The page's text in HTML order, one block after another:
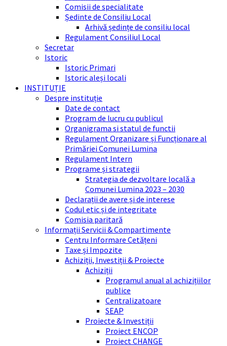
Comisii de specialitate
Ședinte de Consiliu Local
Arhivă ședințe de consiliu local
Regulament Consiliul Local
Secretar
Istoric
Istoric Primari
Istoric aleși locali
INSTITUȚIE
Despre instituție
Date de contact
Program de lucru cu publicul
Organigrama si statul de functii
Regulament Organizare și Funcționare al
Primăriei Comunei Lumina
Regulament Intern
Programe și strategii
Strategia de dezvoltare locală a
Comunei Lumina 2023 – 2030
Declarații de avere și de interese
Codul etic și de integritate
Comisia paritară
Informații Servicii & Compartimente
Centru Informare Cetățeni
Taxe și Impozite
Achiziții, Investiții & Proiecte
Achiziții
Programul anual al achizițiilor
publice
Centralizatoare
SEAP
Proiecte & Investiții
Proiect ENCOP
Proiect CHANGE